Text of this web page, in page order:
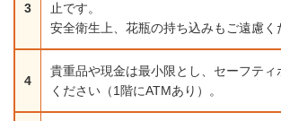
3
止です。
安全衛生上、花瓶の持ち込みもご遠慮く
4
貴重品や現金は最小限とし、セーフティ
ください（1階にATMあり）。